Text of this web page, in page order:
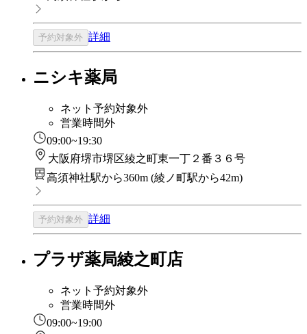
予約対象外 詳細
ニシキ薬局
ネット予約対象外
営業時間外
09:00~19:30
大阪府堺市堺区綾之町東一丁２番３６号
高須神社駅から360m (綾ノ町駅から42m)
予約対象外 詳細
プラザ薬局綾之町店
ネット予約対象外
営業時間外
09:00~19:00